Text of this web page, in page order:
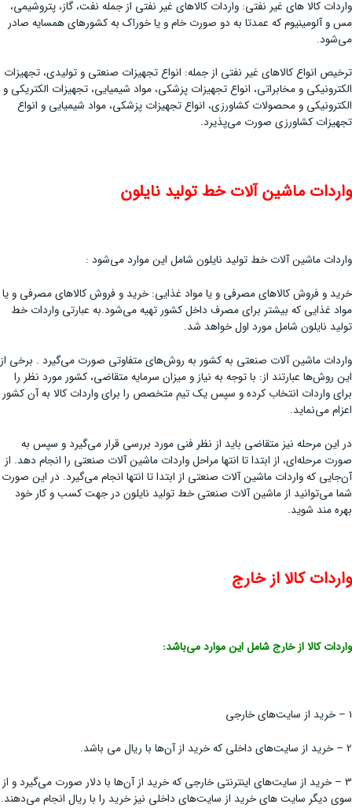
واردات کالا های غیر نفتی: واردات کالاهای غیر نفتی از جمله نفت، گاز، پتروشیمی،
مس و آلومینیوم که عمدتا به دو صورت خام و یا خوراک به کشورهای همسایه صادر
می‌شود.
ترخیص انواع کالاهای غیر نفتی از جمله: انواع تجهیزات صنعتی و تولیدی، تجهیزات
الکترونیکی و مخابراتی، انواع تجهیزات پزشکی، مواد شیمیایی، تجهیزات الکتریکی و
الکترونیکی و محصولات کشاورزی، انواع تجهیزات پزشکی، مواد شیمیایی و انواع
تجهیزات کشاورزی صورت می‌پذیرد.
واردات ماشین آلات خط تولید نایلون
واردات ماشین آلات خط تولید نایلون شامل این موارد می‌شود :
خرید و فروش کالاهای مصرفی و یا مواد غذایی: خرید و فروش کالاهای مصرفی و یا
مواد غذایی که بیشتر برای مصرف داخل کشور تهیه می‌شود.به عبارتی واردات خط
تولید نایلون شامل مورد اول خواهد شد.
واردات ماشین آلات صنعتی به کشور به روش‌های متفاوتی صورت می‌گیرد . برخی از
این روش‌ها عبارتند از: با توجه به نیاز و میزان سرمایه متقاضی، کشور مورد نظر را
برای واردات انتخاب کرده و سپس یک تیم متخصص را برای واردات کالا به آن کشور
اعزام می‌نماید.
در این مرحله نیز متقاضی باید از نظر فنی مورد بررسی قرار می‌گیرد و سپس به
صورت مرحله‌ای، از ابتدا تا انتها مراحل واردات ماشین آلات صنعتی را انجام دهد. از
آن‌جایی که واردات ماشین آلات صنعتی از ابتدا تا انتها انجام می‌گیرد. در این صورت
شما می‌توانید از ماشین آلات صنعتی خط تولید نایلون در جهت کسب و کار خود
بهره مند شوید.
واردات کالا از خارج
واردات کالا از خارج شامل این موارد می‌باشد:
1 – خرید از سایت‌های خارجی
2 – خرید از سایت‌های داخلی که خرید از آن‌ها با ریال می باشد.
3 – خرید از سایت‌های اینترنتی خارجی که خرید از آن‌ها با دلار صورت می‌گیرد و از
سوی دیگر سایت های خرید از سایت‌های داخلی نیز خرید را با ریال انجام می‌دهند.